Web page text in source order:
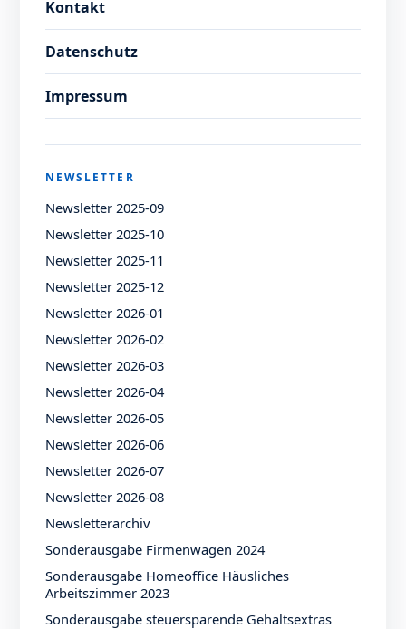
Kontakt
Datenschutz
Impressum
NEWSLETTER
Newsletter 2025-09
Newsletter 2025-10
Newsletter 2025-11
Newsletter 2025-12
Newsletter 2026-01
Newsletter 2026-02
Newsletter 2026-03
Newsletter 2026-04
Newsletter 2026-05
Newsletter 2026-06
Newsletter 2026-07
Newsletter 2026-08
Newsletterarchiv
Sonderausgabe Firmenwagen 2024
Sonderausgabe Homeoffice Häusliches
Arbeitszimmer 2023
Sonderausgabe steuersparende Gehaltsextras